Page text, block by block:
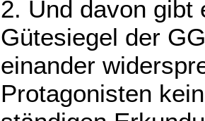
2. Und davon gibt
Gütesiegel der
einander
Protagonisten